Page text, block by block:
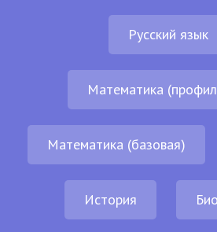
Русский язык
Математика
Математика (базовая)
История